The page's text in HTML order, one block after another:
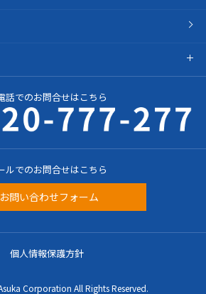
話でのお問合せはこちら
ルでのお問合せはこちら
お問い合わせフォーム
個人情報保護方針
Corporation All Rights Reserved.